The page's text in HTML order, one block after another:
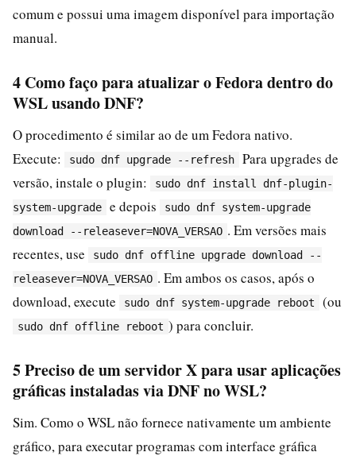
comum e possui uma imagem disponível para importação
manual.
4 Como faço para atualizar o Fedora dentro do
WSL usando DNF?
O procedimento é similar ao de um Fedora nativo.
Execute:
sudo dnf upgrade --refresh
Para upgrades de
versão, instale o plugin:
sudo dnf install dnf-plugin-
system-upgrade
e depois
sudo dnf system-upgrade
download --releasever=NOVA_VERSAO . Em versões mais
recentes, use
sudo dnf offline upgrade download --
releasever=NOVA_VERSAO . Em ambos os casos, após o
download, execute
sudo dnf system-upgrade reboot (ou
sudo dnf offline reboot ) para concluir.
5 Preciso de um servidor X para usar aplicações
gráficas instaladas via DNF no WSL?
Sim. Como o WSL não fornece nativamente um ambiente
gráfico, para executar programas com interface gráfica